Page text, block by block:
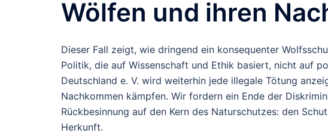
Wölfen und ihren
Dieser Fall zeigt, wie dringend ein konsequenter
Politik, die auf Wissenschaft und Ethik basiert, nicht auf
Deutschland e. V. wird weiterhin jede illegale Tötung
Nachkommen kämpfen. Wir fordern ein Ende der
Rückbesinnung auf den Kern des Naturschutzes: den
Herkunft.